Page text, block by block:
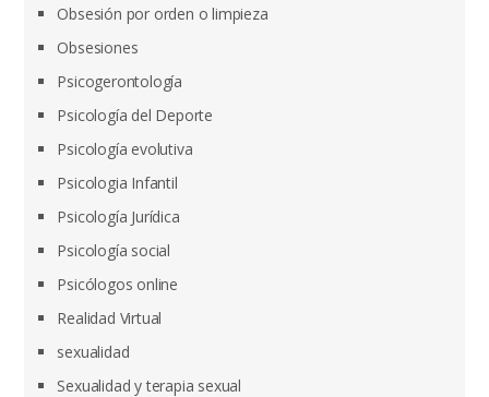
Obsesión por orden o limpieza
Obsesiones
Psicogerontología
Psicología del Deporte
Psicología evolutiva
Psicologia Infantil
Psicología Jurídica
Psicología social
Psicólogos online
Realidad Virtual
sexualidad
Sexualidad y terapia sexual